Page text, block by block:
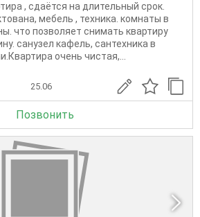
, сдаётся на длительный срок.
мебель , техника. комнаты в
что позволяет снимать квартиру
санузел кафель, сантехника в
очень чистая,...
25.06
Позвонить